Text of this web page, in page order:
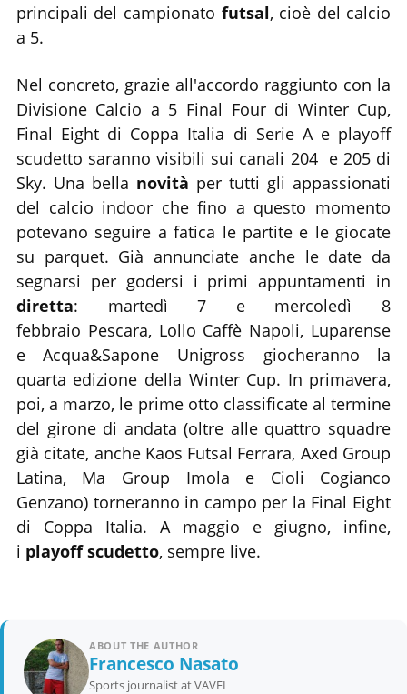
principali del campionato futsal, cioè del calcio
a 5.
Nel concreto, grazie all'accordo raggiunto con la
Divisione Calcio a 5 Final Four di Winter Cup,
Final Eight di Coppa Italia di Serie A e playoff
scudetto saranno visibili sui canali 204 e 205 di
Sky. Una bella novità per tutti gli appassionati
del calcio indoor che fino a questo momento
potevano seguire a fatica le partite e le giocate
su parquet. Già annunciate anche le date da
segnarsi per godersi i primi appuntamenti in
diretta: martedì 7 e mercoledì 8
febbraio Pescara, Lollo Caffè Napoli, Luparense
e Acqua&Sapone Unigross giocheranno la
quarta edizione della Winter Cup. In primavera,
poi, a marzo, le prime otto classificate al termine
del girone di andata (oltre alle quattro squadre
già citate, anche Kaos Futsal Ferrara, Axed Group
Latina, Ma Group Imola e Cioli Cogianco
Genzano) torneranno in campo per la Final Eight
di Coppa Italia. A maggio e giugno, infine,
i playoff scudetto, sempre live.
ABOUT THE AUTHOR
Francesco Nasato
Sports journalist at VAVEL